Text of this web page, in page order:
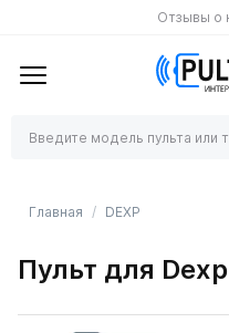
Отзывы о
Главная DEXP
Пульт для